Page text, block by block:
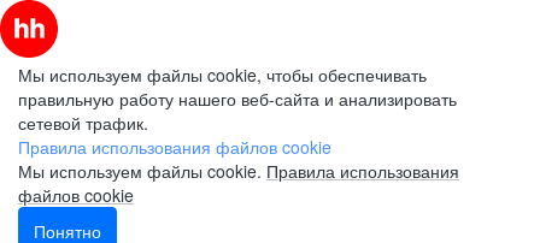
Мы используем файлы cookie, чтобы обеспечивать
правильную работу нашего веб-сайта и анализировать
сетевой трафик.
Правила использования файлов cookie
Мы используем файлы cookie. Правила использования
файлов cookie
Понятно